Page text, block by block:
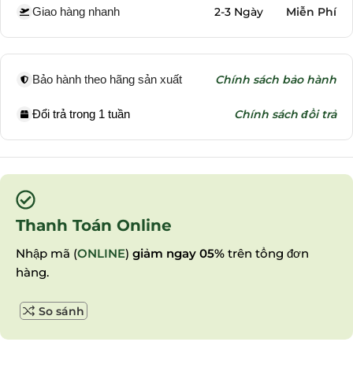
Giao hàng nhanh 2-3 Ngày Miễn Phí
Bảo hành theo hãng sản xuất Chính sách bảo hành
Đổi trả trong 1 tuần Chính sách đổi trả
Thanh Toán Online
Nhập mã (ONLINE) giảm ngay 05% trên tổng đơn
hàng.
So sánh